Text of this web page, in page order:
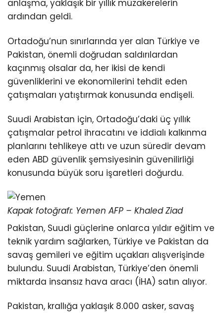
anlaşma, yaklaşık bir yıllık müzakerelerin
ardından geldi.
Ortadoğu’nun sınırlarında yer alan Türkiye ve
Pakistan, önemli doğrudan saldırılardan
kaçınmış olsalar da, her ikisi de kendi
güvenliklerini ve ekonomilerini tehdit eden
çatışmaları yatıştırmak konusunda endişeli.
Suudi Arabistan için, Ortadoğu’daki üç yıllık
çatışmalar petrol ihracatını ve iddialı kalkınma
planlarını tehlikeye attı ve uzun süredir devam
eden ABD güvenlik şemsiyesinin güvenilirliği
konusunda büyük soru işaretleri doğurdu.
Kapak fotoğrafı: Yemen AFP – Khaled Ziad
Pakistan, Suudi güçlerine onlarca yıldır eğitim ve
teknik yardım sağlarken, Türkiye ve Pakistan da
savaş gemileri ve eğitim uçakları alışverişinde
bulundu. Suudi Arabistan, Türkiye’den önemli
miktarda insansız hava aracı (İHA) satın alıyor.
Pakistan, krallığa yaklaşık 8.000 asker, savaş